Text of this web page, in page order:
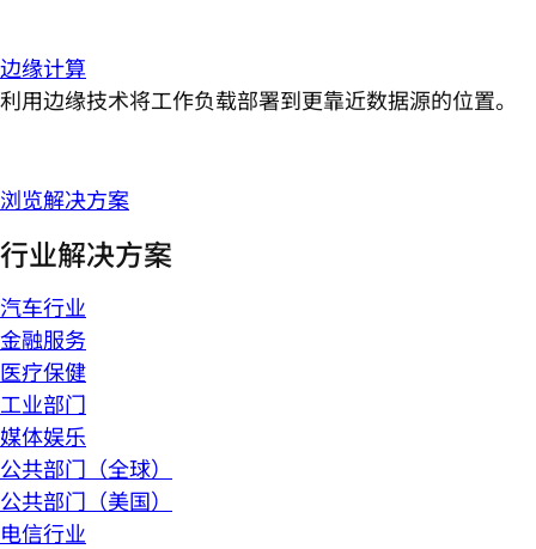
边缘计算
利用边缘技术将工作负载部署到更靠近数据源的位置。
浏览解决方案
行业解决方案
汽车行业
金融服务
医疗保健
工业部门
媒体娱乐
公共部门（全球）
公共部门（美国）
电信行业